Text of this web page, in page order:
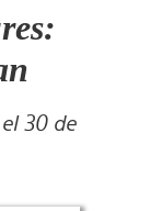
30 de